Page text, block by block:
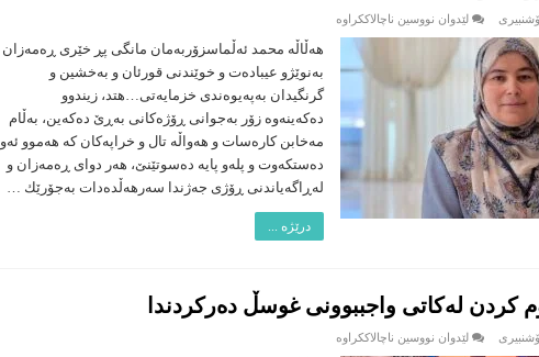
لێدوان نووسین ناچالاککراوە
دواى
هه‌ڵاڵه‌ محمد ئه‌ڵماسزۆربه‌مان مانگى پڕ خێرى ڕه‌مه‌زان
به‌نوێژو عیباده‌ت و خوێندنى قورئان و به‌خشین و
گرنگیدان به‌په‌یوه‌ندى خزمایه‌تى…هتد، زیندوو
ده‌كه‌ینه‌وه‌ زۆر به‌جوانى ڕۆژه‌كانى به‌ڕێ ده‌كه‌ین، به‌ڵام
مه‌خابن كاره‌سات و هه‌واڵه‌ تال و خراپه‌كان كه‌ هه‌موو ئه‌و
ده‌ستكه‌وت و پله‌و پایه‌ ده‌سوتێنێ، هه‌ر دواى ڕه‌مه‌زان و
له‌ڕاگه‌یاندنى ڕۆژى جه‌ژندا سه‌رهه‌ڵده‌دات به‌جۆرێك …
درێژە ...
کردن لەکاتی واجببوونی غوسڵ دەرکردندا
لێدوان نووسین ناچالاککراوە